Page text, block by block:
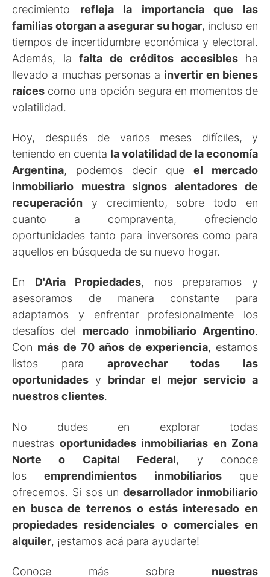
crecimiento refleja la importancia que las
familias otorgan a asegurar su hogar, incluso en
tiempos de incertidumbre económica y electoral.
Además, la falta de créditos accesiblesha
llevado a muchas personas a invertir en bienes
raíces como una opción segura en momentos de
volatilidad.
Hoy, después de varios meses difíciles, y
teniendo en cuenta la volatilidad de la economía
Argentina, podemos decir que el mercado
inmobiliario muestra signos alentadores de
recuperación y crecimiento, sobre todo en
cuanto a compraventa, ofreciendo
oportunidades tanto para inversores como para
aquellos en búsqueda de su nuevo hogar.
En D'Aria Propiedades, nos preparamos y
asesoramos de manera constante para
adaptarnos y enfrentar profesionalmente los
desafíos del mercado inmobiliario Argentino.
Con más de 70 años de experiencia, estamos
listos para aprovechar todas las
oportunidades y brindar el mejor servicio a
nuestros clientes.
No dudes en explorar todas
nuestras oportunidades inmobiliarias en Zona
Norte o Capital Federal, y conoce
losemprendimientos inmobiliariosque
ofrecemos. Si sos undesarrollador inmobiliario
en busca de terrenos o estás interesado en
propiedades residenciales o comerciales en
alquiler, ¡estamos acá para ayudarte!
Conoce más sobre nuestras